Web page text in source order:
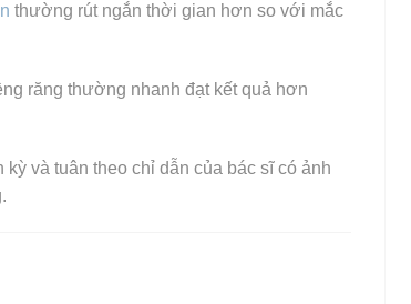
thường rút ngắn thời gian hơn so với mắc
răng thường nhanh đạt kết quả hơn
kỳ và tuân theo chỉ dẫn của bác sĩ có ảnh